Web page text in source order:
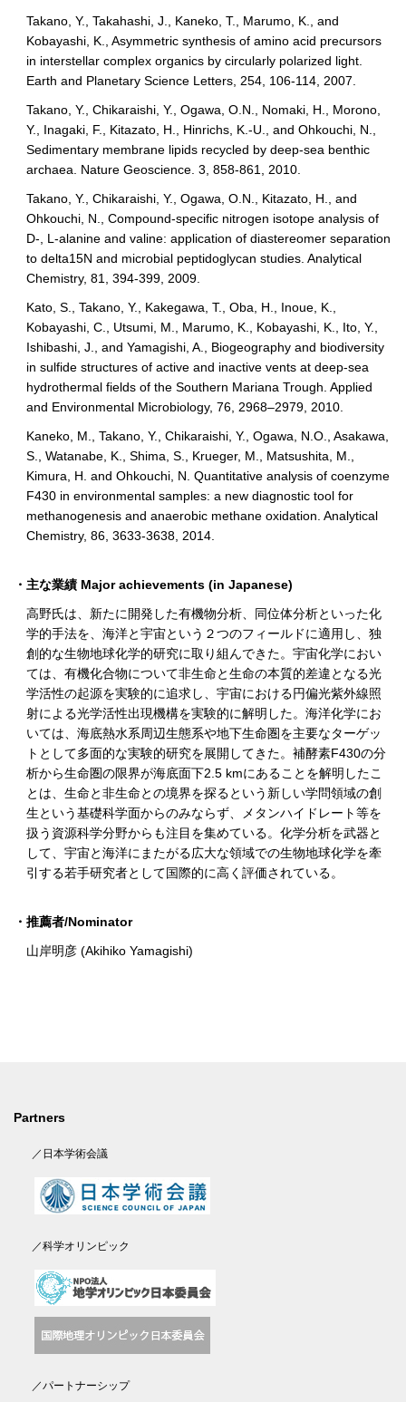
Takano, Y., Takahashi, J., Kaneko, T., Marumo, K., and
Kobayashi, K., Asymmetric synthesis of amino acid precursors
in interstellar complex organics by circularly polarized light.
Earth and Planetary Science Letters, 254, 106-114, 2007.
Takano, Y., Chikaraishi, Y., Ogawa, O.N., Nomaki, H., Morono,
Y., Inagaki, F., Kitazato, H., Hinrichs, K.-U., and Ohkouchi, N.,
Sedimentary membrane lipids recycled by deep-sea benthic
archaea. Nature Geoscience. 3, 858-861, 2010.
Takano, Y., Chikaraishi, Y., Ogawa, O.N., Kitazato, H., and
Ohkouchi, N., Compound-specific nitrogen isotope analysis of
D-, L-alanine and valine: application of diastereomer separation
to delta15N and microbial peptidoglycan studies. Analytical
Chemistry, 81, 394-399, 2009.
Kato, S., Takano, Y., Kakegawa, T., Oba, H., Inoue, K.,
Kobayashi, C., Utsumi, M., Marumo, K., Kobayashi, K., Ito, Y.,
Ishibashi, J., and Yamagishi, A., Biogeography and biodiversity
in sulfide structures of active and inactive vents at deep-sea
hydrothermal fields of the Southern Mariana Trough. Applied
and Environmental Microbiology, 76, 2968–2979, 2010.
Kaneko, M., Takano, Y., Chikaraishi, Y., Ogawa, N.O., Asakawa,
S., Watanabe, K., Shima, S., Krueger, M., Matsushita, M.,
Kimura, H. and Ohkouchi, N. Quantitative analysis of coenzyme
F430 in environmental samples: a new diagnostic tool for
methanogenesis and anaerobic methane oxidation. Analytical
Chemistry, 86, 3633-3638, 2014.
・主な業績 Major achievements (in Japanese)
高野氏は、新たに開発した有機物分析、同位体分析といった化
学的手法を、海洋と宇宙という２つのフィールドに適用し、独
創的な生物地球化学的研究に取り組んできた。宇宙化学におい
ては、有機化合物について非生命と生命の本質的差違となる光
学活性の起源を実験的に追求し、宇宙における円偏光紫外線照
射による光学活性出現機構を実験的に解明した。海洋化学にお
いては、海底熱水系周辺生態系や地下生命圏を主要なターゲッ
トとして多面的な実験的研究を展開してきた。補酵素F430の分
析から生命圏の限界が海底面下2.5 kmにあることを解明したこ
とは、生命と非生命との境界を探るという新しい学問領域の創
生という基礎科学面からのみならず、メタンハイドレート等を
扱う資源科学分野からも注目を集めている。化学分析を武器と
して、宇宙と海洋にまたがる広大な領域での生物地球化学を牽
引する若手研究者として国際的に高く評価されている。
・推薦者/Nominator
山岸明彦 (Akihiko Yamagishi)
Partners
／日本学術会議
／科学オリンピック
／パートナーシップ